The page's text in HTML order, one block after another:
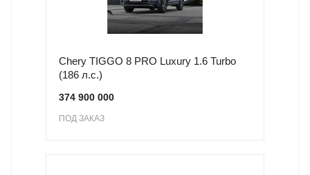
Chery TIGGO 8 PRO Luxury 1.6 Turbo
(186 л.с.)
374 900 000
ПОД ЗАКАЗ